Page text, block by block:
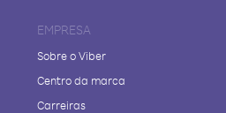
EMPRESA
Sobre o Viber
Centro da marca
Carreiras